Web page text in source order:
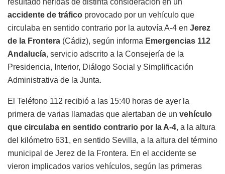
accidente de tráfico provocado por un vehículo que
circulaba en sentido contrario por la autovía A-4 en Jerez
de la Frontera (Cádiz), según informa Emergencias 112
Andalucía, servicio adscrito a la Consejería de la
Presidencia, Interior, Diálogo Social y Simplificación
Administrativa de la Junta.
El Teléfono 112 recibió a las 15:40 horas de ayer la
primera de varias llamadas que alertaban de un vehículo
que circulaba en sentido contrario por la A-4, a la altura
del kilómetro 631, en sentido Sevilla, a la altura del término
municipal de Jerez de la Frontera. En el accidente se
vieron implicados varios vehículos, según las primeras